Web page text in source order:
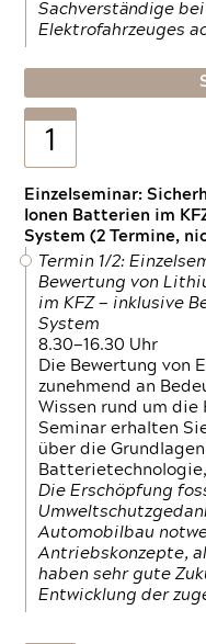
Sachverständige
Elektrofahrzeuges
1
Einzelseminar:
Ionen Batterien im
System (2 Termine,
Termin 1/2:
Bewertung von
im KFZ — inklusive
System
8.30—16.30 Uhr
Die Bewertung von
zunehmend an
Wissen rund um
Seminar erhalten
über die
Die Erschöpfung
Automobilbau
Antriebskonzepte,
haben sehr gute
Entwicklung der